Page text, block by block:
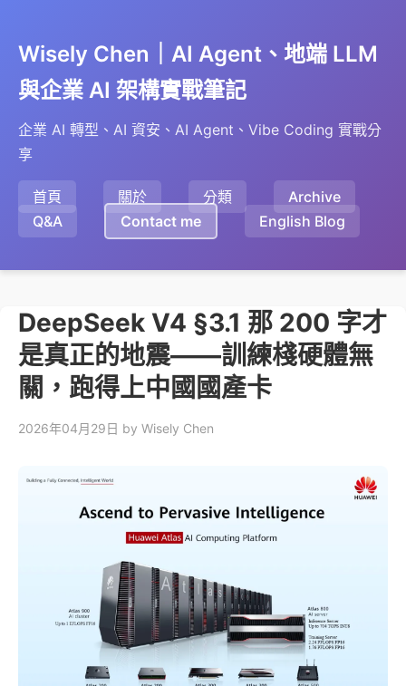
Wisely Chen｜AI Agent、地端 LLM
與企業 AI 架構實戰筆記
企業 AI 轉型、AI 資安、AI Agent、Vibe Coding 實戰分
享
首頁 關於 分類
Archive
Q&A
Contact me English Blog
DeepSeek V4 §3.1 那 200 字才
是真正的地震——訓練棧硬體無
關，跑得上中國國產卡
2026年04月29日 by Wisely Chen